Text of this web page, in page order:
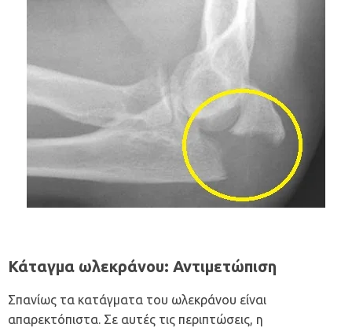
Κάταγμα ωλεκράνου: Αντιμετώπιση
Σπανίως τα κατάγματα του ωλεκράνου είναι
απαρεκτόπιστα. Σε αυτές τις περιπτώσεις, η